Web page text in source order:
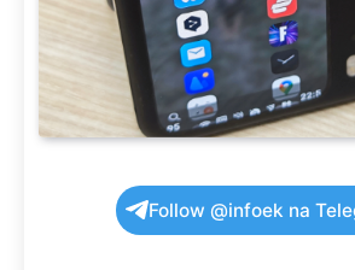
Follow @infoek na